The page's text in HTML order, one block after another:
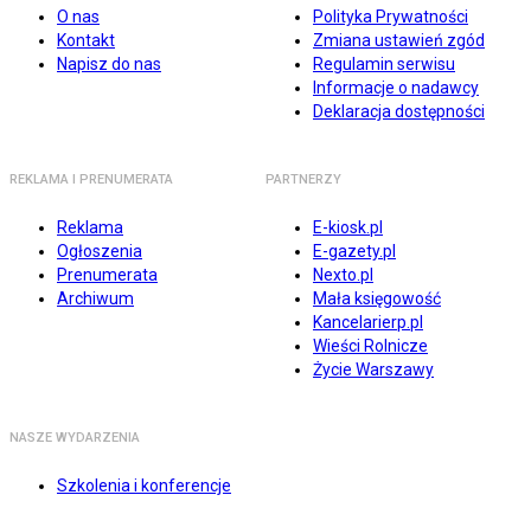
O nas
Kontakt
Napisz do nas
Polityka Prywatności
Zmiana ustawień zgód
Regulamin serwisu
Informacje o nadawcy
Deklaracja dostępności
REKLAMA I PRENUMERATA
Reklama
Ogłoszenia
Prenumerata
Archiwum
PARTNERZY
E-kiosk.pl
E-gazety.pl
Nexto.pl
Mała księgowość
Kancelarierp.pl
Wieści Rolnicze
Życie Warszawy
NASZE WYDARZENIA
Szkolenia i konferencje